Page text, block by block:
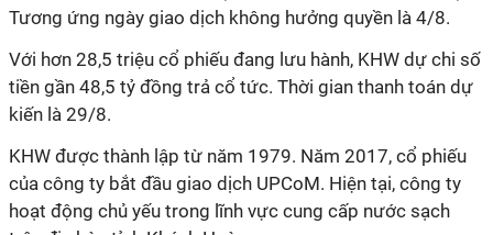
Tương ứng ngày giao dịch không hưởng quyền là 4/8.
Với hơn 28,5 triệu cổ phiếu đang lưu hành, KHW dự chi số
tiền gần 48,5 tỷ đồng trả cổ tức. Thời gian thanh toán dự
kiến là 29/8.
KHW được thành lập từ năm 1979. Năm 2017, cổ phiếu
của công ty bắt đầu giao dịch UPCoM. Hiện tại, công ty
hoạt động chủ yếu trong lĩnh vực cung cấp nước sạch